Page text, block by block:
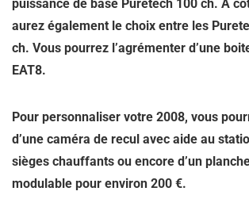
puissance de base Puretech 100 ch. À
aurez également le choix entre les
ch. Vous pourrez l’agrémenter d’une
EAT8.
Pour personnaliser votre 2008, vous
d’une caméra de recul avec aide au
sièges chauffants ou encore d’un
modulable pour environ 200 €.